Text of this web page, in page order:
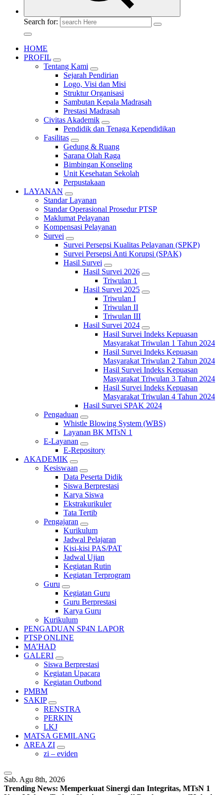
Search for:
HOME
PROFIL
Tentang Kami
Sejarah Pendirian
Logo, Visi dan Misi
Struktur Organisasi
Sambutan Kepala Madrasah
Prestasi Madrasah
Civitas Akademik
Pendidik dan Tenaga Kependidikan
Fasilitas
Gedung & Ruang
Sarana Olah Raga
Bimbingan Konseling
Unit Kesehatan Sekolah
Perpustakaan
LAYANAN
Standar Layanan
Standar Operasional Prosedur PTSP
Maklumat Pelayanan
Kompensasi Pelayanan
Survei
Survei Persepsi Kualitas Pelayanan (SPKP)
Survei Persepsi Anti Korupsi (SPAK)
Hasil Survei
Hasil Survei 2026
Triwulan 1
Hasil Survei 2025
Triwulan I
Triwulan II
Triwulan III
Hasil Survei 2024
Hasil Survei Indeks Kepuasan
Masyarakat Triwulan 1 Tahun 2024
Hasil Survei Indeks Kepuasan
Masyarakat Triwulan 2 Tahun 2024
Hasil Survei Indeks Kepuasan
Masyarakat Triwulan 3 Tahun 2024
Hasil Survei Indeks Kepuasan
Masyarakat Triwulan 4 Tahun 2024
Hasil Survei SPAK 2024
Pengaduan
Whistle Blowing System (WBS)
Layanan BK MTsN 1
E-Layanan
E-Repository
AKADEMIK
Kesiswaan
Data Peserta Didik
Siswa Berprestasi
Karya Siswa
Ekstrakurikuler
Tata Tertib
Pengajaran
Kurikulum
Jadwal Pelajaran
Kisi-kisi PAS/PAT
Jadwal Ujian
Kegiatan Rutin
Kegiatan Terprogram
Guru
Kegiatan Guru
Guru Berprestasi
Karya Guru
Kurikulum
PENGADUAN SP4N LAPOR
PTSP ONLINE
MA’HAD
GALERI
Siswa Berprestasi
Kegiatan Upacara
Kegiatan Outbond
PMBM
SAKIP
RENSTRA
PERKIN
LKJ
MATSA GEMILANG
AREA ZI
zi – eviden
Sab. Agu 8th, 2026
Trending News: Memperkuat Sinergi dan Integritas, MTsN 1